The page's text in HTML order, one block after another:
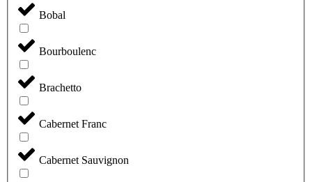
Bobal
Bourboulenc
Brachetto
Cabernet Franc
Cabernet Sauvignon